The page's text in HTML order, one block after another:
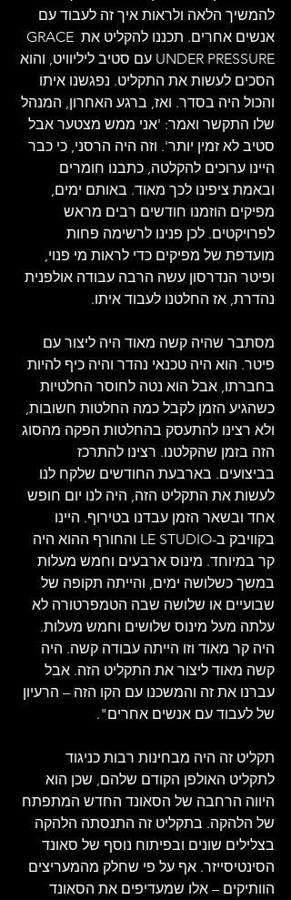
להמשיך הלאה ולראות איך זה לעבוד עם
אנשים אחרים. תכננו להקליט את GRACE
UNDER PRESSURE עם סטיב ליליוויט, והוא
הסכים לעשות את התקליט. נפגשנו איתו
והכול היה בסדר. ואז, ברגע האחרון, המנהל
שלו התקשר ואמר: 'אני ממש מצטער אבל
סטיב לא זמין יותר'. וזה היה הרסני, כי כבר
היינו ערוכים להקלטה, כתבנו חומרים
ובאמת ציפינו לכך מאוד. באותם ימים,
מפיקים הוזמנו חודשים רבים מראש
לפרויקטים. לכן פנינו לרשימה פחות
מועדפת של מפיקים כדי לראות מי פנוי,
ופיטר הנדרסון עשה הרבה עבודה אולפנית
נהדרת, אז החלטנו לעבוד איתו.
מסתבר שהיה קשה מאוד היה ליצור עם
פיטר. הוא היה טכנאי נהדר והיה כיף להיות
בחברתו, אבל הוא נטה לחוסר החלטיות
כשהגיע הזמן לקבל כמה החלטות חשובות,
ולא רצינו להתעסק בהחלטות הפקה מהסוג
הזה בזמן שהקלטנו. רצינו להתרכז
בביצועים. בארבעת החודשים שלקח לנו
לעשות את התקליט הזה, היה לנו יום חופש
אחד ובשאר הזמן עבדנו בטירוף. היינו
בקוויבק ב-LE STUDIO והחורף ההוא היה
קר במיוחד. מינוס ארבעים וחמש מעלות
במשך כשלושה ימים, והייתה תקופה של
שבועיים או שלושה שבה הטמפרטורה לא
עלתה מעל מינוס שלושים וחמש מעלות.
היה קר מאוד וזו הייתה עבודה קשה. היה
קשה מאוד ליצור את התקליט הזה. אבל
עברנו את זה והמשכנו עם הקו הזה – הרעיון
של לעבוד עם אנשים אחרים".
תקליט זה היה מבחינות רבות כניגוד
לתקליט האולפן הקודם שלהם, שכן הוא
היווה הרחבה של הסאונד החדש המתפתח
של הלהקה. בתקליט זה התנסתה הלהקה
בצלילים שונים ובפיתוח נוסף של סאונד
הסינטיסייזר. אף על פי שחלק מהמעריצים
הוותיקים – אלו שמעדיפים את הסאונד